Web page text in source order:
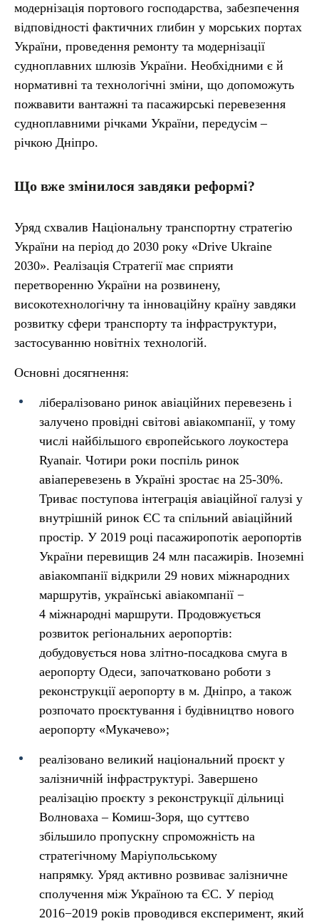
модернізація портового господарства, забезпечення
відповідності фактичних глибин у морських портах
України, проведення ремонту та модернізації
судноплавних шлюзів України. Необхідними є й
нормативні та технологічні зміни, що допоможуть
пожвавити вантажні та пасажирські перевезення
судноплавними річками України, передусім –
річкою Дніпро.
Що вже змінилося завдяки реформі?
Уряд схвалив Національну транспортну стратегію
України на період до 2030 року «Drive Ukraine
2030». Реалізація Стратегії має сприяти
перетворенню України на розвинену,
високотехнологічну та інноваційну країну завдяки
розвитку сфери транспорту та інфраструктури,
застосуванню новітніх технологій.
Основні досягнення:
лібералізовано ринок авіаційних перевезень і
залучено провідні світові авіакомпанії, у тому
числі найбільшого європейського лоукостера
Ryanair. Чотири роки поспіль ринок
авіаперевезень в Україні зростає на 25-30%.
Триває поступова інтеграція авіаційної галузі у
внутрішній ринок ЄС та спільний авіаційний
простір. У 2019 році пасажиропотік аеропортів
України перевищив 24 млн пасажирів. Іноземні
авіакомпанії відкрили 29 нових міжнародних
маршрутів, українські авіакомпанії −
4 міжнародні маршрути. Продовжується
розвиток регіональних аеропортів:
добудовується нова злітно-посадкова смуга в
аеропорту Одеси, започатковано роботи з
реконструкції аеропорту в м. Дніпро, а також
розпочато проєктування і будівництво нового
аеропорту «Мукачево»;
реалізовано великий національний проєкт у
залізничній інфраструктурі. Завершено
реалізацію проєкту з реконструкції дільниці
Волноваха – Комиш-Зоря, що суттєво
збільшило пропускну спроможність на
стратегічному Маріупольському
напрямку. Уряд активно розвиває залізничне
сполучення між Україною та ЄС. У період
2016−2019 років проводився експеримент, який